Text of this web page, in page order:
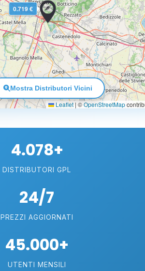
0.719 €
Leaflet | ©OpenStreetMap
Mostra Distributori Vicini
4.078+
DISTRIBUTORI GPL
24/7
PREZZI AGGIORNATI
45.000+
UTENTI MENSILI